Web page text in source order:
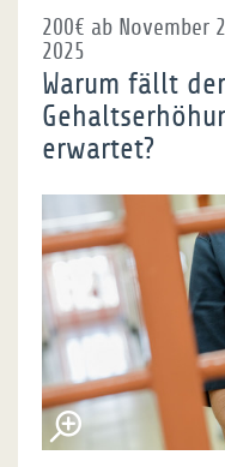
200€ ab November
2025
Warum fällt
erwartet?